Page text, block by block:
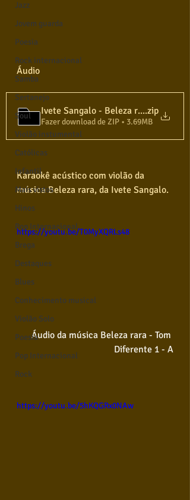
Jazz
Jovem guarda
Poesia
Rock internacional
Samba
Sertanejo
Soul
Violão instumental
Católicas
Infantil
Mais vistos
Hinos
Pop Internacional
Brega
Destaques
Blues
Conhecimento musical
Violão Solo
Poesia
Pop Internacional
Rock
Áudio
Ivete Sangalo - Beleza rara - Tom
.zip
Fazer download de ZIP • 3.69MB
Karaokê acústico com violão da
música Beleza rara, da Ivete Sangalo.
https://youtu.be/T0MyXQRLs48
Áudio da música Beleza rara - Tom
Diferente 1 - A
https://youtu.be/5hKQGRx0NAw